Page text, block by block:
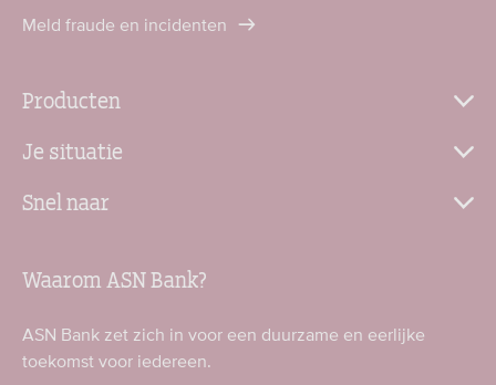
Meld fraude en incidenten
Producten
Je situatie
Snel naar
Waarom ASN Bank?
ASN Bank zet zich in voor een duurzame en eerlijke
toekomst voor iedereen.